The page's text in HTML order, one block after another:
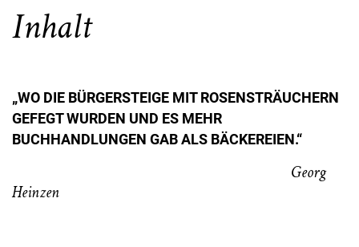
Inhalt
„WO DIE BÜRGERSTEIGE MIT ROSENSTRÄUCHERN
GEFEGT WURDEN UND ES MEHR
BUCHHANDLUNGEN GAB ALS BÄCKEREIEN.“
Georg
Heinzen